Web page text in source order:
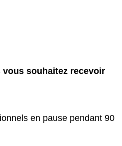
souhaitez recevoir
en pause pendant 90